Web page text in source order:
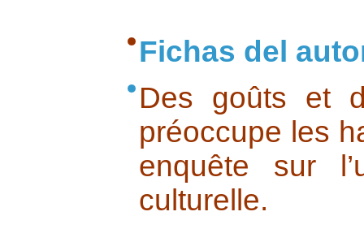
Fichas del
Des goûts et
préoccupe les
enquête sur
culturelle.